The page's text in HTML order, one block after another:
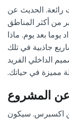
رائعة. الحديث عن
من أكثر المناطق
يوما بعد يوم. ماذا
جاذبية في تلك
الداخلي الفريد
مميزة في حياتك.
عن المشروع
اكسبرس. سيكون